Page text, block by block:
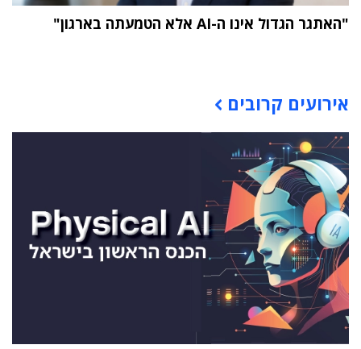
"האתגר הגדול אינו ה-AI אלא הטמעתה בארגון"
אירועים קרובים